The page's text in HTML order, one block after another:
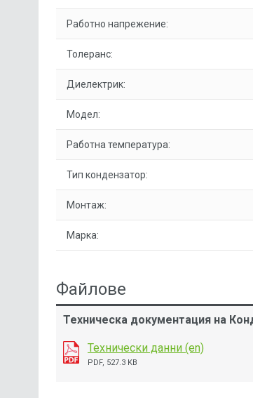
Работно напрежение:
Толеранс:
Диелектрик:
Модел:
Работна температура:
Тип кондензатор:
Монтаж:
Марка:
Файлове
Техническа документация на
Технически данни (en)
PDF, 527.3 KB